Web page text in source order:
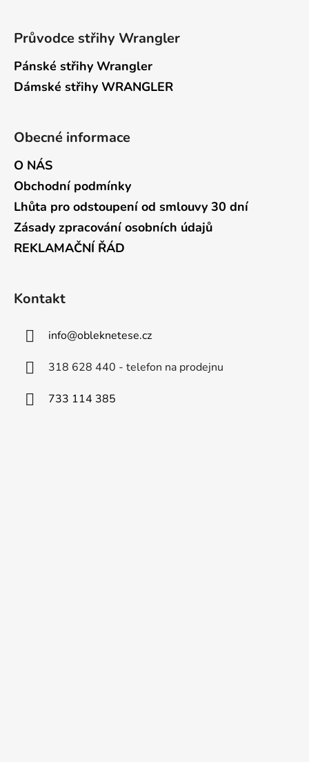
Průvodce střihy Wrangler
Pánské střihy Wrangler
Dámské střihy WRANGLER
Obecné informace
O NÁS
Obchodní podmínky
Lhůta pro odstoupení od smlouvy 30 dní
Zásady zpracování osobních údajů
REKLAMAČNÍ ŘÁD
Kontakt
info@obleknetese.cz
318 628 440 - telefon na prodejnu
733 114 385